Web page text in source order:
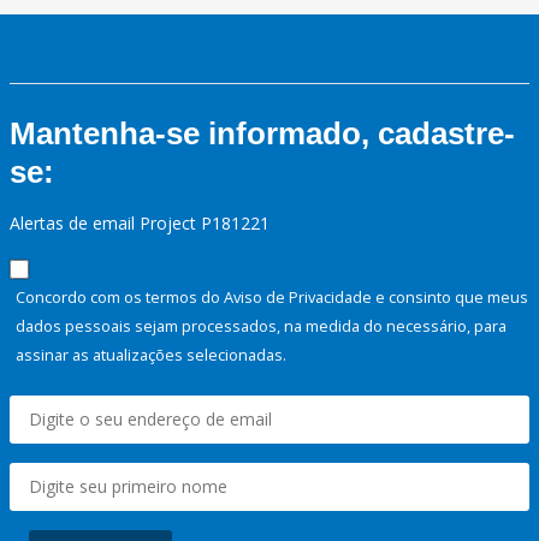
Mantenha-se informado, cadastre-
se:
Alertas de email Project P181221
Concordo com os termos do Aviso de Privacidade e consinto que meus
dados pessoais sejam processados, na medida do necessário, para
assinar as atualizações selecionadas.